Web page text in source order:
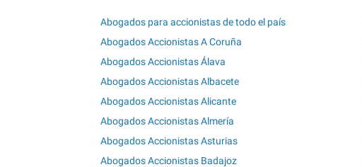
Abogados para accionistas de todo el país
Abogados Accionistas A Coruña
Abogados Accionistas Álava
Abogados Accionistas Albacete
Abogados Accionistas Alicante
Abogados Accionistas Almería
Abogados Accionistas Asturias
Abogados Accionistas Badajoz